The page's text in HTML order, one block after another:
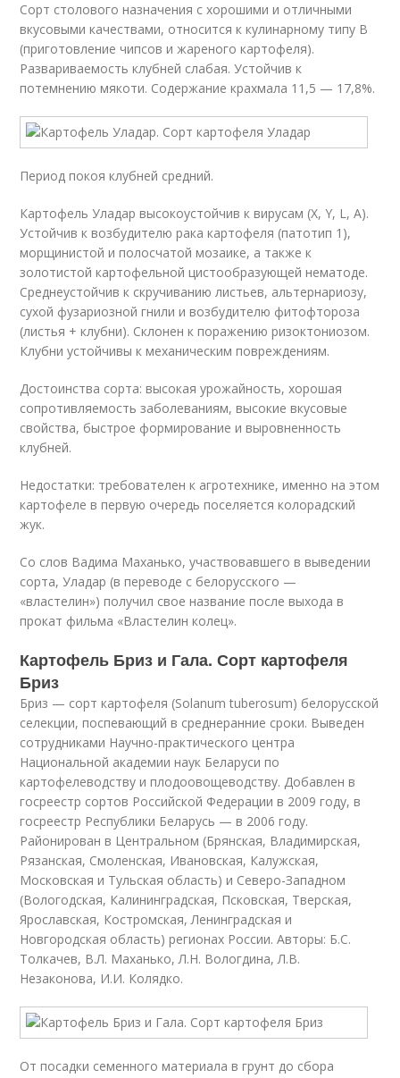
Сорт столового назначения с хорошими и отличными
вкусовыми качествами, относится к кулинарному типу B
(приготовление чипсов и жареного картофеля).
Развариваемость клубней слабая. Устойчив к
потемнению мякоти. Содержание крахмала 11,5 — 17,8%.
Период покоя клубней средний.
Картофель Уладар высокоустойчив к вирусам (X, Y, L, А).
Устойчив к возбудителю рака картофеля (патотип 1),
морщинистой и полосчатой мозаике, а также к
золотистой картофельной цистообразующей нематоде.
Среднеустойчив к скручиванию листьев, альтернариозу,
сухой фузариозной гнили и возбудителю фитофтороза
(листья + клубни). Склонен к поражению ризоктониозом.
Клубни устойчивы к механическим повреждениям.
Достоинства сорта: высокая урожайность, хорошая
сопротивляемость заболеваниям, высокие вкусовые
свойства, быстрое формирование и выровненность
клубней.
Недостатки: требователен к агротехнике, именно на этом
картофеле в первую очередь поселяется колорадский
жук.
Со слов Вадима Маханько, участвовавшего в выведении
сорта, Уладар (в переводе с белорусского —
«властелин») получил свое название после выхода в
прокат фильма «Властелин колец».
Картофель Бриз и Гала. Сорт картофеля
Бриз
Бриз — сорт картофеля (Solanum tuberosum) белорусской
селекции, поспевающий в среднеранние сроки. Выведен
сотрудниками Научно-практического центра
Национальной академии наук Беларуси по
картофелеводству и плодоовощеводству. Добавлен в
госреестр сортов Российской Федерации в 2009 году, в
госреестр Республики Беларусь — в 2006 году.
Районирован в Центральном (Брянская, Владимирская,
Рязанская, Смоленская, Ивановская, Калужская,
Московская и Тульская область) и Северо-Западном
(Вологодская, Калининградская, Псковская, Тверская,
Ярославская, Костромская, Ленинградская и
Новгородская область) регионах России. Авторы: Б.С.
Толкачев, В.Л. Маханько, Л.Н. Вологдина, Л.В.
Незаконова, И.И. Колядко.
От посадки семенного материала в грунт до сбора